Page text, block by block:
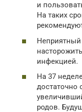
и
На таких
инфекцией.
На 37
достаточно
родов.